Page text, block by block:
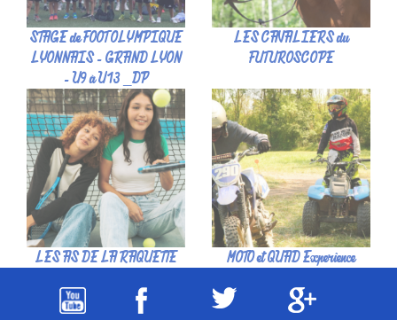
STAGE de FOOT OLYMPIQUE
LYONNAIS - GRAND LYON
- U9 à U13 _DP
LES CAVALIERS du
FUTUROSCOPE
LES AS DE LA RAQUETTE MOTO et QUAD Experience